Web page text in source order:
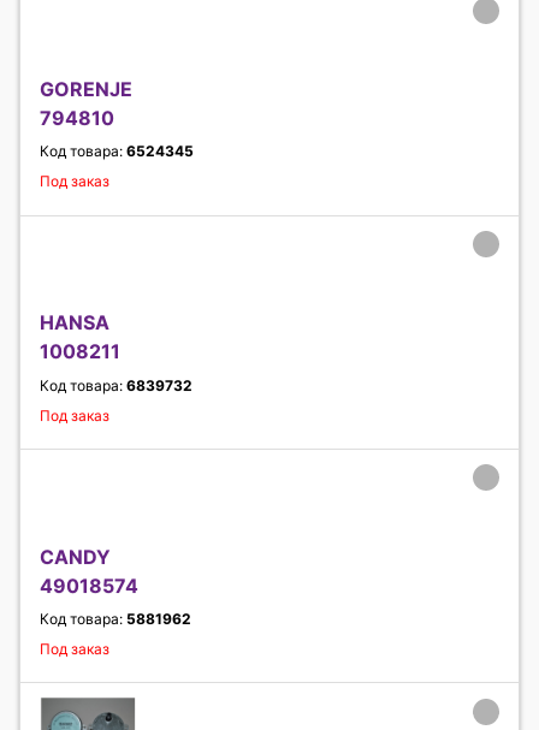
GORENJE
794810
Код товара: 6524345
Под заказ
HANSA
1008211
Код товара: 6839732
Под заказ
CANDY
49018574
Код товара: 5881962
Под заказ